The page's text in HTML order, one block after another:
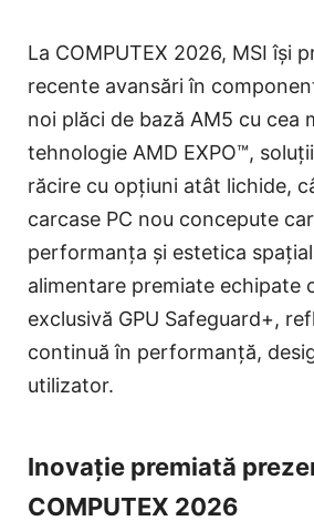
La COMPUTEX 2026, MSI își
recente avansări în
noi plăci de bază AM5 cu cea
tehnologie AMD EXPO™,
răcire cu opțiuni atât lichide,
carcase PC nou concepute
performanța și estetica
alimentare premiate echipate
exclusivă GPU Safeguard+,
continuă în performanță,
utilizator.
Inovație premiată
COMPUTEX 2026